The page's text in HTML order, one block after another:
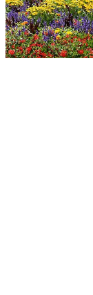
Kirchen am
Suche
Kunst